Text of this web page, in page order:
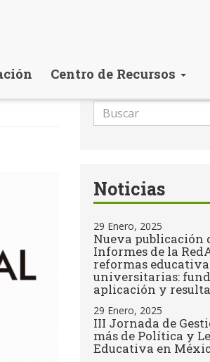
Centro de Recursos
Formulario
de
Noticias
29 Enero, 2025
Nueva publicación
Informes de la
reformas
universitarias:
aplicación y
29 Enero, 2025
III Jornada de
más de Política y
Educativa en